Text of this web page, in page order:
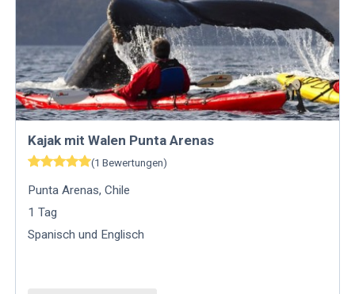
Kajak mit Walen Punta Arenas
(1 Bewertungen)
Punta Arenas,Chile
1 Tag
Spanisch und Englisch